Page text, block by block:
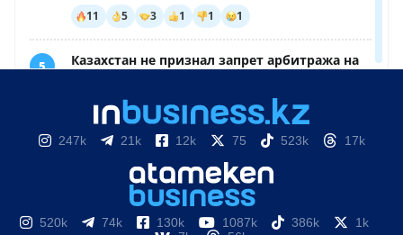
247k 21k 12k 75 523k 17k
520k 74k 130k 1087k 386k
1k